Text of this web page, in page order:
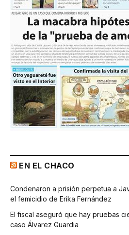
EN EL CHACO
Condenaron a prisión perpetua a
el femicidio de Erika Fernández
El fiscal aseguró que hay pruebas
caso Álvarez Guardia